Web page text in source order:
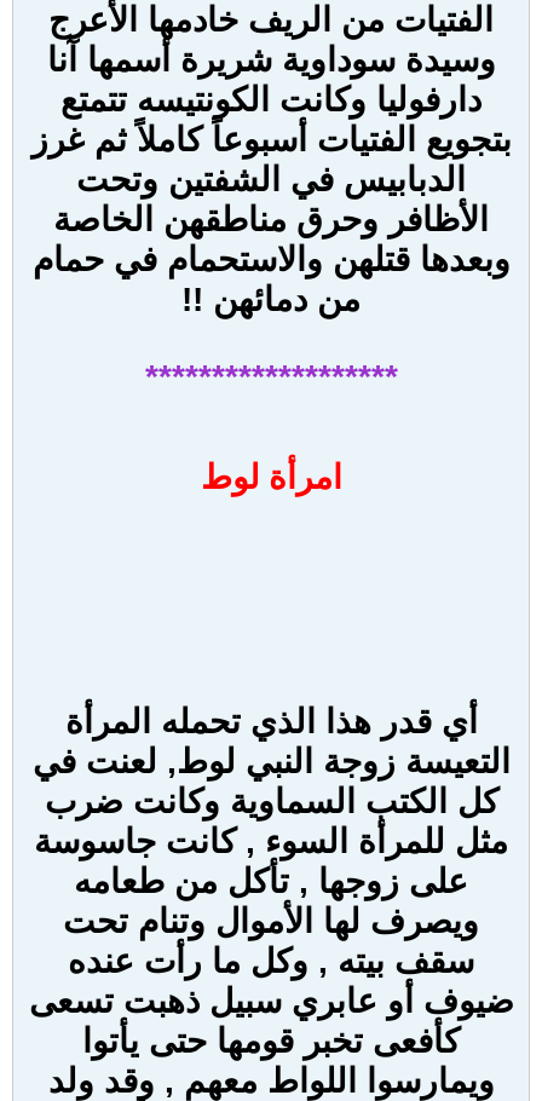
الفتيات من الريف خادمها الأعرج
وسيدة سوداوية شريرة أسمها آنا
دارفوليا وكانت الكونتيسه تتمتع
بتجويع الفتيات أسبوعاً كاملاً ثم غرز
الدبابيس في الشفتين وتحت
الأظافر وحرق مناطقهن الخاصة
وبعدها قتلهن والاستحمام في حمام
من دمائهن !!
*******************
امرأة لوط
أي قدر هذا الذي تحمله المرأة
التعيسة زوجة النبي لوط, لعنت في
كل الكتب السماوية وكانت ضرب
مثل للمرأة السوء , كانت جاسوسة
على زوجها , تأكل من طعامه
ويصرف لها الأموال وتنام تحت
سقف بيته , وكل ما رأت عنده
ضيوف أو عابري سبيل ذهبت تسعى
كأفعى تخبر قومها حتى يأتوا
ويمارسوا اللواط معهم , وقد ولد